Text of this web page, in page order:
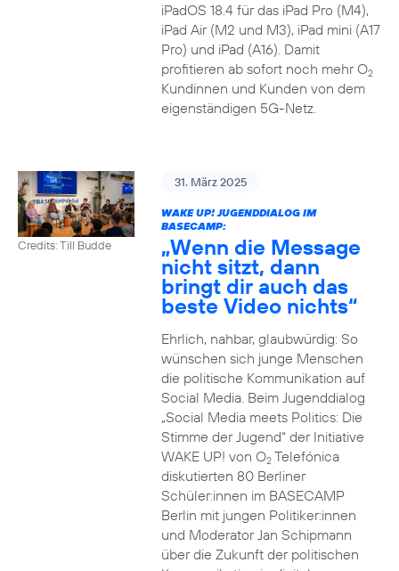
iPadOS 18.4 für das iPad Pro (M4),
iPad Air (M2 und M3), iPad mini (A17
Pro) und iPad (A16). Damit
profitieren ab sofort noch mehr O2
Kundinnen und Kunden von dem
eigenständigen 5G-Netz.
Credits: Till Budde
31. März 2025
WAKE UP! JUGENDDIALOG IM
BASECAMP:
„Wenn die Message
nicht sitzt, dann
bringt dir auch das
beste Video nichts“
Ehrlich, nahbar, glaubwürdig: So
wünschen sich junge Menschen
die politische Kommunikation auf
Social Media. Beim Jugenddialog
„Social Media meets Politics: Die
Stimme der Jugend“ der Initiative
WAKE UP! von O2Telefónica
diskutierten 80 Berliner
Schüler:innen im BASECAMP
Berlin mit jungen Politiker:innen
und Moderator Jan Schipmann
über die Zukunft der politischen